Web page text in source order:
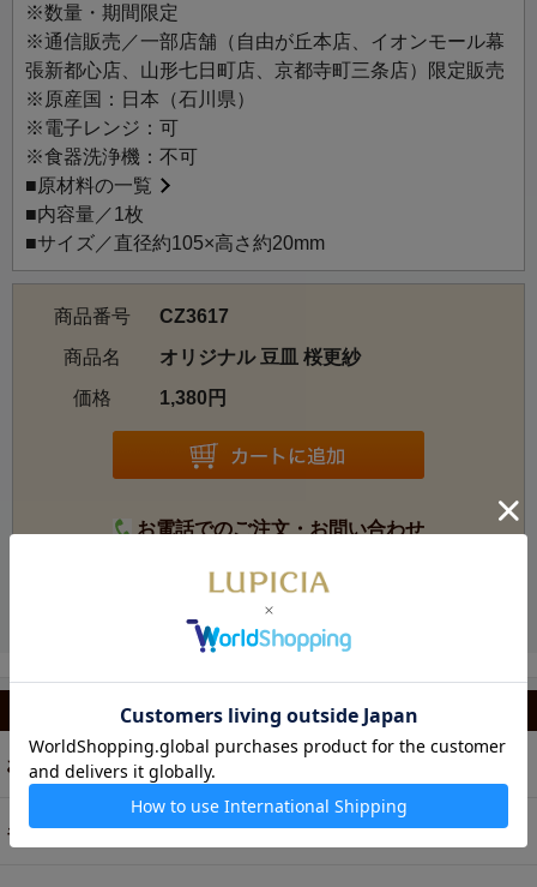
※数量・期間限定
※通信販売／一部店舗（自由が丘本店、イオンモール幕
張新都心店、山形七日町店、京都寺町三条店）限定販売
※原産国：日本（石川県）
※電子レンジ：可
※食器洗浄機：不可
■原材料の一覧
■内容量／1枚
■サイズ／直径約105×高さ約20mm
商品番号
CZ3617
商品名
オリジナル 豆皿 桜更紗
価格
1,380円
お電話でのご注文・お問い合わせ
カテゴリから選ぶ
お茶
ギフト